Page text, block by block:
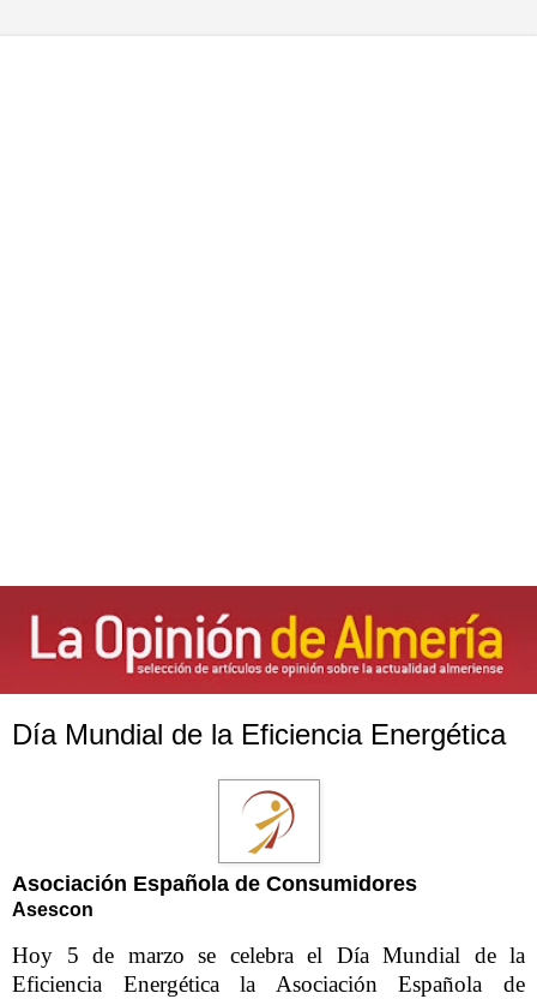
Día Mundial de la Eficiencia Energética
Asociación Española de Consumidores
Asescon
Hoy 5 de marzo se celebra el Día Mundial de la
Eficiencia Energética la Asociación Española de